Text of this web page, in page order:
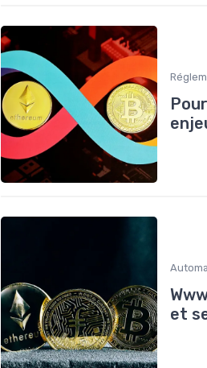
et